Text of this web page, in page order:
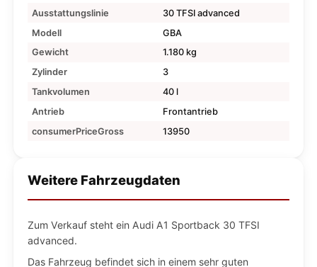
Ausstattungslinie
30 TFSI advanced
Modell
GBA
Gewicht
1.180 kg
Zylinder
3
Tankvolumen
40 l
Antrieb
Frontantrieb
consumerPriceGross
13950
Weitere Fahrzeugdaten
Zum Verkauf steht ein Audi A1 Sportback 30 TFSI
advanced.
Das Fahrzeug befindet sich in einem sehr guten